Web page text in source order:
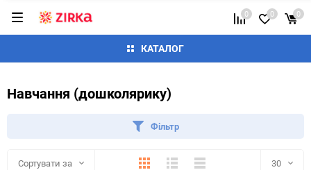
КАТАЛОГ
0 0 0
Навчання (дошколярику)
Фільтр
Сортувати за ПлиткаДетальноСписок 30